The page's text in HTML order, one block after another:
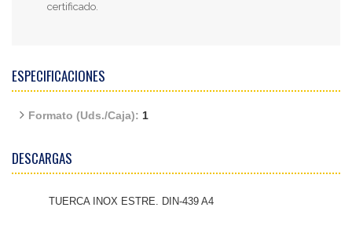
certificado.
ESPECIFICACIONES
Formato (Uds./Caja): 1
DESCARGAS
TUERCA INOX ESTRE. DIN-439 A4